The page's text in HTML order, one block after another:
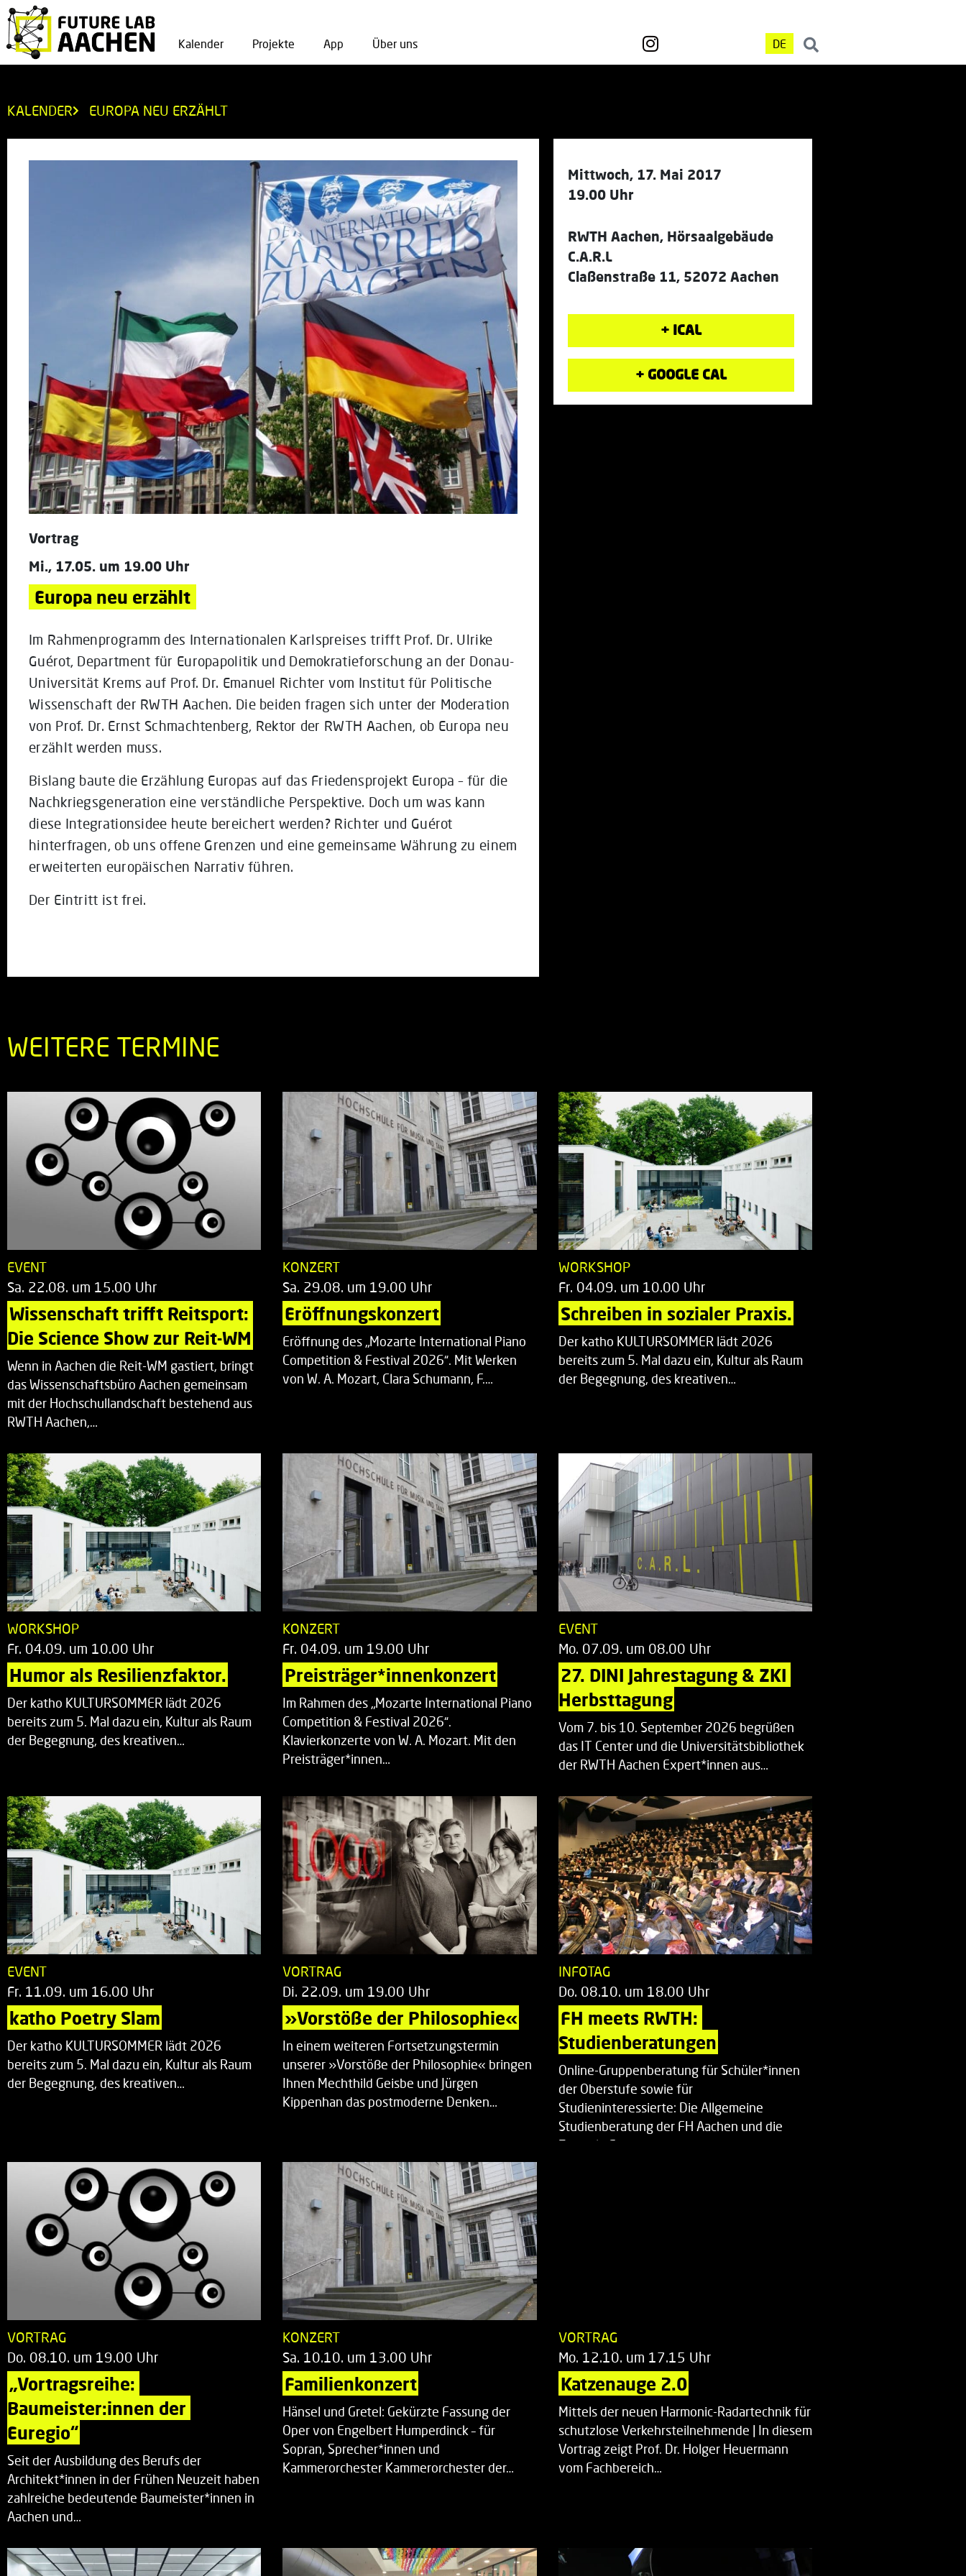
Kalender Projekte App Über uns DE
KALENDER EUROPA NEU ERZÄHLT
Vortrag
Mi., 17.05. um 19.00 Uhr
Europa neu erzählt
Im Rahmenprogramm des Internationalen Karlspreises trifft Prof. Dr. Ulrike
Guérot, Department für Europapolitik und Demokratieforschung an der Donau-
Universität Krems auf Prof. Dr. Emanuel Richter vom Institut für Politische
Wissenschaft der RWTH Aachen. Die beiden fragen sich unter der Moderation
von Prof. Dr. Ernst Schmachtenberg, Rektor der RWTH Aachen, ob Europa neu
erzählt werden muss.
Bislang baute die Erzählung Europas auf das Friedensprojekt Europa – für die
Nachkriegsgeneration eine verständliche Perspektive. Doch um was kann
diese Integrationsidee heute bereichert werden? Richter und Guérot
hinterfragen, ob uns offene Grenzen und eine gemeinsame Währung zu einem
erweiterten europäischen Narrativ führen.
Der Eintritt ist frei.
Mittwoch, 17. Mai 2017
19.00 Uhr
RWTH Aachen, Hörsaalgebäude
C.A.R.L
Claßenstraße 11, 52072 Aachen
+ ICAL
+ GOOGLE CAL
WEITERE TERMINE
EVENT
Sa. 22.08. um 15.00 Uhr
Wissenschaft trifft Reitsport:
Die Science Show zur Reit-WM
Wenn in Aachen die Reit-WM gastiert, bringt
das Wissenschaftsbüro Aachen gemeinsam
mit der Hochschullandschaft bestehend aus
RWTH Aachen,…
KONZERT
Sa. 29.08. um 19.00 Uhr
Eröffnungskonzert
Eröffnung des „Mozarte International Piano
Competition & Festival 2026“. Mit Werken
von W. A. Mozart, Clara Schumann, F.…
WORKSHOP
Fr. 04.09. um 10.00 Uhr
Schreiben in sozialer Praxis.
Der katho KULTURSOMMER lädt 2026
bereits zum 5. Mal dazu ein, Kultur als Raum
der Begegnung, des kreativen…
WORKSHOP
Fr. 04.09. um 10.00 Uhr
Humor als Resilienzfaktor.
Der katho KULTURSOMMER lädt 2026
bereits zum 5. Mal dazu ein, Kultur als Raum
der Begegnung, des kreativen…
KONZERT
Fr. 04.09. um 19.00 Uhr
Preisträger*innenkonzert
Im Rahmen des „Mozarte International Piano
Competition & Festival 2026“.
Klavierkonzerte von W. A. Mozart. Mit den
Preisträger*innen…
EVENT
Mo. 07.09. um 08.00 Uhr
27. DINI Jahrestagung & ZKI
Herbsttagung
Vom 7. bis 10. September 2026 begrüßen
das IT Center und die Universitätsbibliothek
der RWTH Aachen Expert*innen aus…
EVENT
Fr. 11.09. um 16.00 Uhr
katho Poetry Slam
Der katho KULTURSOMMER lädt 2026
bereits zum 5. Mal dazu ein, Kultur als Raum
der Begegnung, des kreativen…
VORTRAG
Di. 22.09. um 19.00 Uhr
»Vorstöße der Philosophie«
In einem weiteren Fortsetzungstermin
unserer »Vorstöße der Philosophie« bringen
Ihnen Mechthild Geisbe und Jürgen
Kippenhan das postmoderne Denken…
INFOTAG
Do. 08.10. um 18.00 Uhr
FH meets RWTH:
Studienberatungen
Online-Gruppenberatung für Schüler*innen
der Oberstufe sowie für
Studieninteressierte: Die Allgemeine
Studienberatung der FH Aachen und die
Zentrale Studienberatung…
VORTRAG
Do. 08.10. um 19.00 Uhr
„Vortragsreihe:
Baumeister:innen der
Euregio“
Seit der Ausbildung des Berufs der
Architekt*innen in der Frühen Neuzeit haben
zahlreiche bedeutende Baumeister*innen in
Aachen und…
KONZERT
Sa. 10.10. um 13.00 Uhr
Familienkonzert
Hänsel und Gretel: Gekürzte Fassung der
Oper von Engelbert Humperdinck – für
Sopran, Sprecher*innen und
Kammerorchester Kammerorchester der…
VORTRAG
Mo. 12.10. um 17.15 Uhr
Katzenauge 2.0
Mittels der neuen Harmonic-Radartechnik für
schutzlose Verkehrsteilnehmende | In diesem
Vortrag zeigt Prof. Dr. Holger Heuermann
vom Fachbereich…